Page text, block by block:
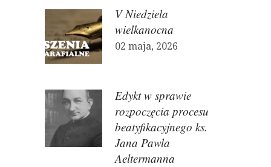
V Niedziela
wielkanocna
02 maja, 2026
Edykt w sprawie
rozpoczęcia procesu
beatyfikacyjnego ks.
Jana Pawla
Aeltermanna